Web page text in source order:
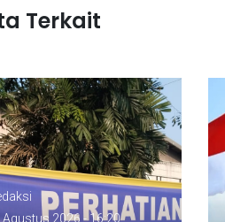
Terkait
2026 - 16:20